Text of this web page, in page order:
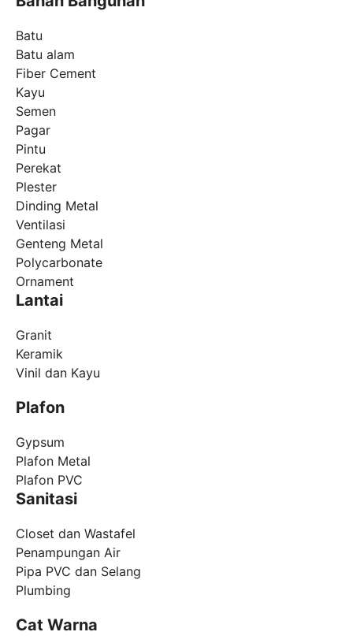
Batu
Batu alam
Fiber Cement
Kayu
Semen
Pagar
Pintu
Perekat
Plester
Dinding Metal
Ventilasi
Genteng Metal
Polycarbonate
Ornament
Lantai
Granit
Keramik
Vinil dan Kayu
Plafon
Gypsum
Plafon Metal
Plafon PVC
Sanitasi
Closet dan Wastafel
Penampungan Air
Pipa PVC dan Selang
Plumbing
Cat Warna